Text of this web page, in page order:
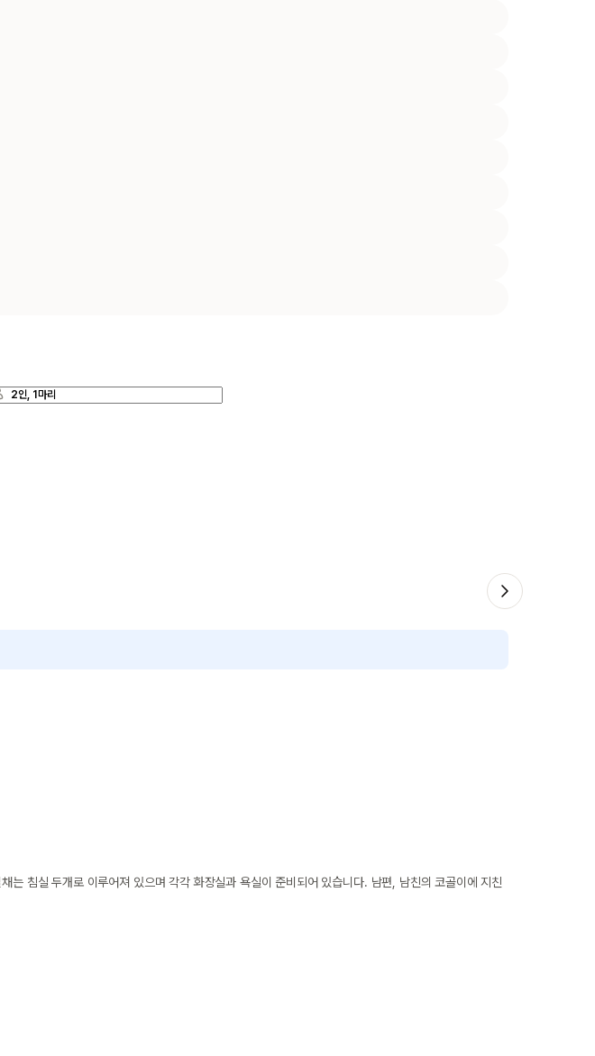
침실 두개로 이루어져 있으며 각각 화장실과 욕실이 준비되어 있습니다. 남편, 남친의 코골이에 지친